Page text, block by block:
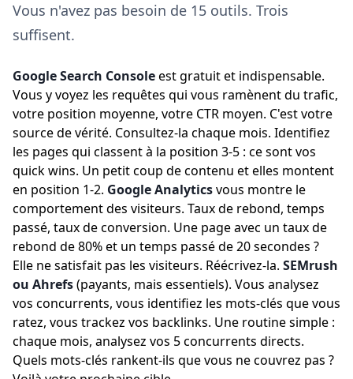
Vous n'avez pas besoin de 15 outils. Trois
suffisent.
Google Search Consoleest gratuit et indispensable.
Vous y voyez les requêtes qui vous ramènent du trafic,
votre position moyenne, votre CTR moyen. C'est votre
source de vérité. Consultez-la chaque mois. Identifiez
les pages qui classent à la position 3-5 : ce sont vos
quick wins. Un petit coup de contenu et elles montent
en position 1-2. Google Analyticsvous montre le
comportement des visiteurs. Taux de rebond, temps
passé, taux de conversion. Une page avec un taux de
rebond de 80% et un temps passé de 20 secondes ?
Elle ne satisfait pas les visiteurs. Réécrivez-la. SEMrush
ou Ahrefs(payants, mais essentiels). Vous analysez
vos concurrents, vous identifiez les mots-clés que vous
ratez, vous trackez vos backlinks. Une routine simple :
chaque mois, analysez vos 5 concurrents directs.
Quels mots-clés rankent-ils que vous ne couvrez pas ?